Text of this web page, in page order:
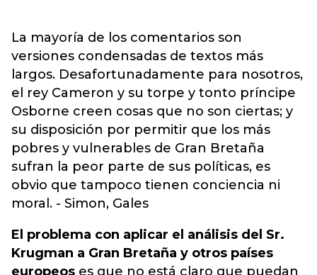
La mayoría de los comentarios son
versiones condensadas de textos más
largos. Desafortunadamente para nosotros,
el rey Cameron y su torpe y tonto príncipe
Osborne creen cosas que no son ciertas; y
su disposición por permitir que los más
pobres y vulnerables de Gran Bretaña
sufran la peor parte de sus políticas, es
obvio que tampoco tienen conciencia ni
moral. - Simon, Gales
El problema con aplicar el análisis del Sr.
Krugman a Gran Bretaña y otros países
europeos es que no está claro que puedan